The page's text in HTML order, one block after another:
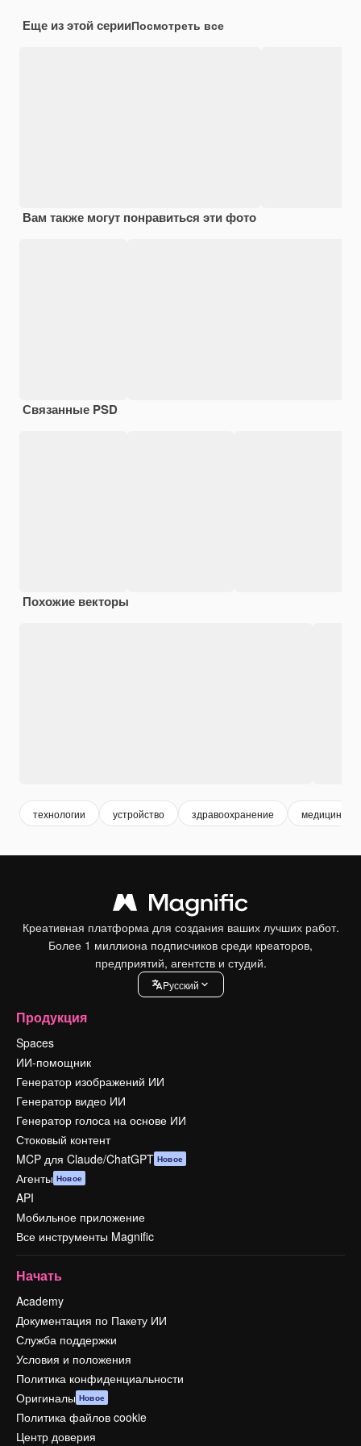
Еще из этой серииПосмотреть все
Вам также могут понравиться эти фото
Связанные PSD
Похожие векторы
технологии устройство здравоохранение
Креативная платформа для создания ваших лучших работ.
Более 1 миллиона подписчиков среди креаторов,
предприятий, агентств и студий.
Pусский
Продукция
Spaces
ИИ-помощник
Генератор изображений ИИ
Генератор видео ИИ
Генератор голоса на основе ИИ
Стоковый контент
MCP для Claude/ChatGPT Новое
Агенты Новое
API
Мобильное приложение
Все инструменты Magnific
Начать
Academy
Документация по Пакету ИИ
Служба поддержки
Условия и положения
Политика конфиденциальности
Оригиналы Новое
Политика файлов cookie
Центр доверия